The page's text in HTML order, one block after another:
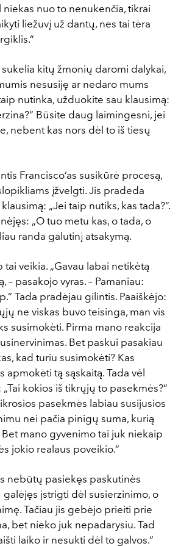
niekas nuo to nenukenčia, tikrai
liežuvį už dantų, nes tai tėra
kitų žmonių daromi dalykai,
nesusiję ar nedaro mums
nutinka, užduokite sau klausimą:
Būsite daug laimingesni, jei
nebent kas nors dėl to iš tiesų
Francisco‘as susikūrė procesą,
įžvelgti. Jis pradeda
„Jei taip nutiks, kas tada?“.
„O tuo metu kas, o tada, o
randa galutinį atsakymą.
tai veikia. „Gavau labai netikėtą
– pasakojo vyras. – Pamaniau:
Tada pradėjau gilintis. Paaiškėjo:
ne viskas buvo teisinga, man vis
susimokėti. Pirma mano reakcija
Bet paskui pasakiau
kad turiu susimokėti? Kas
apmokėti tą sąskaitą. Tada vėl
kokios iš tikrųjų to pasekmės?“
pasekmės labiau susijusios
nei pačia pinigų suma, kurią
mano gyvenimo tai juk niekaip
jokio realaus poveikio.“
nebūtų pasiekęs paskutinės
įstrigti dėl susierzinimo, o
Tačiau jis gebėjo prieiti prie
bet nieko juk nepadarysiu. Tad
laiko ir nesukti dėl to galvos.“